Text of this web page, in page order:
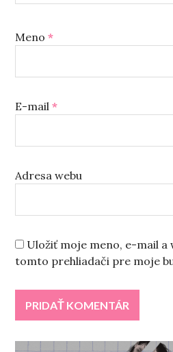
Meno*
E-mail*
Adresa webu
Uložiť moje meno, e-mail a
tomto prehliadači pre moje